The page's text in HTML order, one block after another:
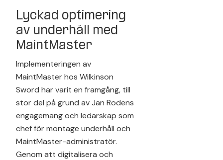
Lyckad optimering
av underhåll med
MaintMaster
Implementeringen av
MaintMaster hos Wilkinson
Sword har varit en framgång, till
stor del på grund av Jan Rodens
engagemang och ledarskap som
chef för montage underhåll och
MaintMaster-administratör.
Genom att digitalisera och